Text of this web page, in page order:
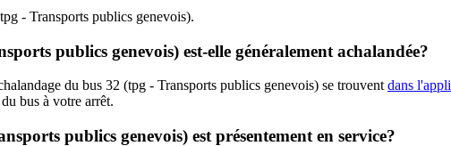
- Transports publics genevois).
publics genevois) est-elle généralement achalandée?
du bus 32 (tpg - Transports publics genevois) se trouvent dans l'appli
bus à votre arrêt.
publics genevois) est présentement en service?